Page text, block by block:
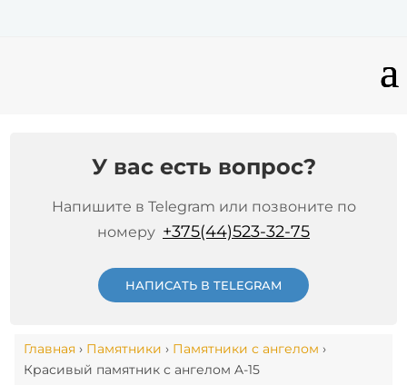
У вас есть вопрос?
Напишите в Telegram или позвоните по
номеру +375(44)523-32-75
НАПИСАТЬ В TELEGRAM
Главная › Памятники › Памятники с ангелом ›
Красивый памятник с ангелом A-15